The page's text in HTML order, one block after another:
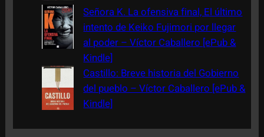
Señora K. La ofensiva final, El último
intento de Keiko Fujimori por llegar
al poder – Víctor Caballero [ePub &
Kindle]
Castillo: Breve historia del Gobierno
del pueblo – Víctor Caballero [ePub &
Kindle]